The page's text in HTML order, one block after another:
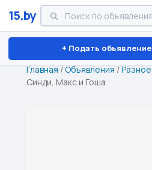
15.by
+ Подать объявление
Минск Витебск Брест
Главная /Объявления /Разное
Синди, Макс и Гоша